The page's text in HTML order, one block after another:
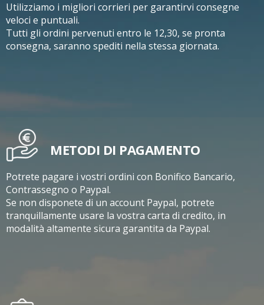
Utilizziamo i migliori corrieri per garantirvi consegne
veloci e puntuali.
Tutti gli ordini pervenuti entro le 12,30, se pronta
consegna, saranno spediti nella stessa giornata.
METODI DI PAGAMENTO
Potrete pagare i vostri ordini con Bonifico Bancario,
Contrassegno o Paypal.
Se non disponete di un account Paypal, potrete
tranquillamente usare la vostra carta di credito, in
modalità altamente sicura garantita da Paypal.